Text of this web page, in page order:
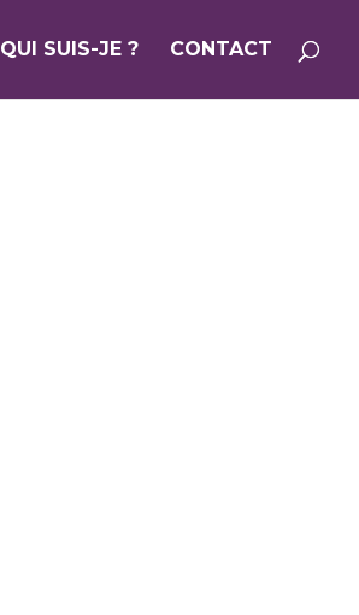
QUI SUIS-JE ? CONTACT